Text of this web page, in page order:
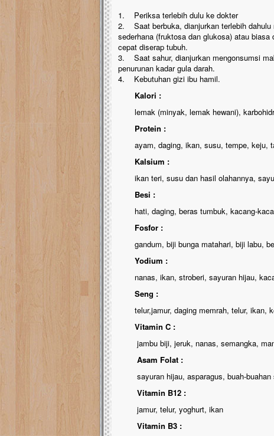
1. Periksa terlebih dulu ke dokter
2. Saat berbuka, dianjurkan terlebih dahulu
sederhana (fruktosa dan glukosa) atau
cepat diserap tubuh.
3. Saat sahur, dianjurkan mengonsumsi
penurunan kadar gula darah.
4. Kebutuhan gizi ibu hamil.
Kalori :
lemak (minyak, lemak hewani),
Protein :
ayam, daging, ikan, susu, tempe, keju,
Kalsium :
ikan teri, susu dan hasil olahannya,
Besi :
hati, daging, beras tumbuk, kacang-
Fosfor :
gandum, biji bunga matahari, biji labu,
Yodium :
nanas, ikan, stroberi, sayuran hijau,
Seng :
telur,jamur, daging memrah, telur, ikan,
Vitamin C :
jambu biji, jeruk, nanas, semangka,
Asam Folat :
sayuran hijau, asparagus, buah-buahan
Vitamin B12 :
jamur, telur, yoghurt, ikan
Vitamin B3 :